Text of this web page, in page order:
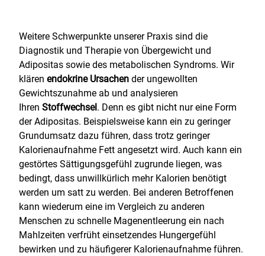
Weitere Schwerpunkte unserer Praxis sind die
Diagnostik und Therapie von Übergewicht und
Adipositas sowie des metabolischen Syndroms. Wir
klären endokrine Ursachen der ungewollten
Gewichtszunahme ab und analysieren
Ihren Stoffwechsel . Denn es gibt nicht nur eine Form
der Adipositas. Beispielsweise kann ein zu geringer
Grundumsatz dazu führen, dass trotz geringer
Kalorienaufnahme Fett angesetzt wird. Auch kann ein
gestörtes Sättigungsgefühl zugrunde liegen, was
bedingt, dass unwillkürlich mehr Kalorien benötigt
werden um satt zu werden. Bei anderen Betroffenen
kann wiederum eine im Vergleich zu anderen
Menschen zu schnelle Magenentleerung ein nach
Mahlzeiten verfrüht einsetzendes Hungergefühl
bewirken und zu häufigerer Kalorienaufnahme führen.